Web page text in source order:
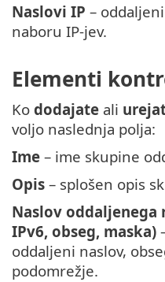
Naslovi IP –
naboru IP-jev.
Elementi
Ko dodajate ali
voljo naslednja polja:
Ime – ime skupine
Opis – splošen opis
Naslov oddaljenega
IPv6, obseg, maska)
oddaljeni naslov,
podomrežje.